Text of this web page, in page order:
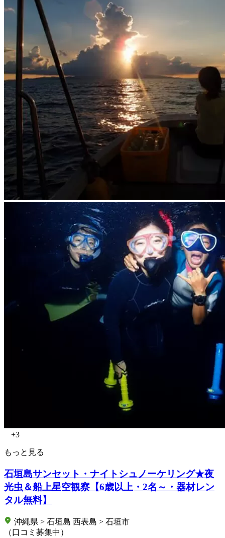
+3
もっと見る
石垣島サンセット・ナイトシュノーケリング★夜
光虫＆船上星空観察【6歳以上・2名～・器材レン
タル無料】
沖縄県 > 石垣島 西表島 > 石垣市
（口コミ募集中）